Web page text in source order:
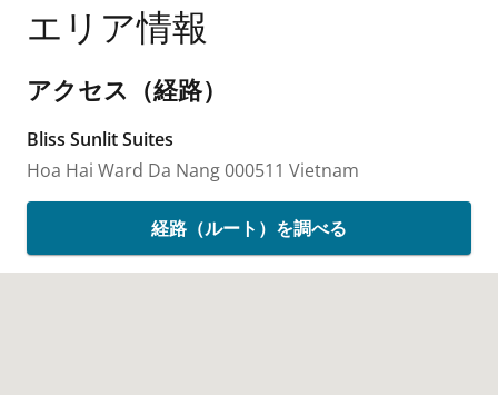
エリア情報
アクセス（経路）
Bliss Sunlit Suites
Hoa Hai Ward Da Nang000511 Vietnam
経路（ルート）を調べる